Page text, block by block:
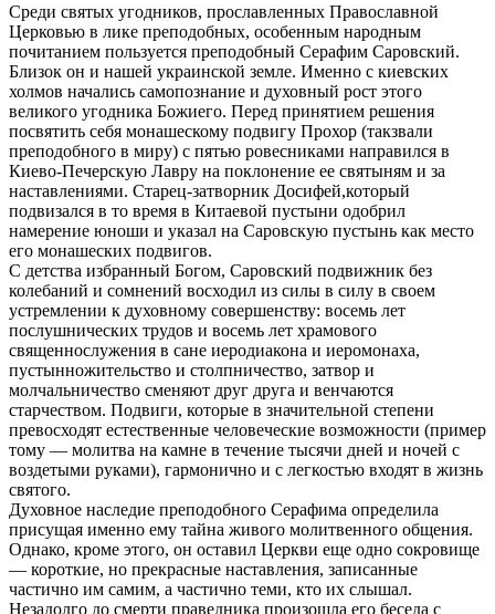
Среди святых угодников, прославленных Православной
Церковью в лике преподобных, особенным народным
почитанием пользуется преподобный Серафим Саровский.
Близок он и нашей украинской земле. Именно с киевских
холмов начались самопознание и духовный рост этого
великого угодника Божиего. Перед принятием решения
посвятить себя монашескому подвигу Прохор (такзвали
преподобного в миру) с пятью ровесниками направился в
Киево-Печерскую Лавру на поклонение ее святыням и за
наставлениями. Старец-затворник Досифей,который
подвизался в то время в Китаевой пустыни одобрил
намерение юноши и указал на Саровскую пустынь как место
его монашеских подвигов.
С детства избранный Богом, Саровский подвижник без
колебаний и сомнений восходил из силы в силу в своем
устремлении к духовному совершенству: восемь лет
послушнических трудов и восемь лет храмового
священнослужения в сане иеродиакона и иеромонаха,
пустынножительство и столпничество, затвор и
молчальничество сменяют друг друга и венчаются
старчеством. Подвиги, которые в значительной степени
превосходят естественные человеческие возможности (пример
тому — молитва на камне в течение тысячи дней и ночей с
воздетыми руками), гармонично и с легкостью входят в жизнь
святого.
Духовное наследие преподобного Серафима определила
присущая именно ему тайна живого молитвенного общения.
Однако, кроме этого, он оставил Церкви еще одно сокровище
— короткие, но прекрасные наставления, записанные
частично им самим, а частично теми, кто их слышал.
Незадолго до смерти праведника произошла его беседа с